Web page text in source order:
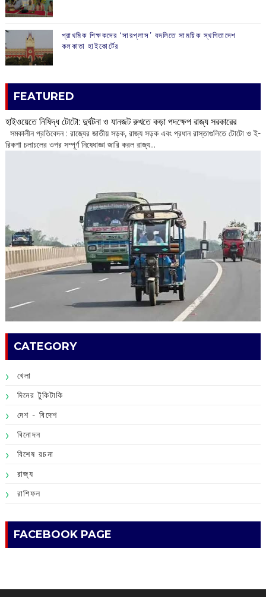
প্রাথমিক শিক্ষকদের ‘সারপ্লাস’ বদলিতে সাময়িক স্থগিতাদেশ
কলকাতা হাইকোর্টের
FEATURED
হাইওয়েতে নিষিদ্ধ টোটো: দুর্ঘটনা ও যানজট রুখতে কড়া পদক্ষেপ রাজ্য সরকারের
সমকালীন প্রতিবেদন : রাজ্যের জাতীয় সড়ক, রাজ্য সড়ক এবং প্রধান রাস্তাগুলিতে টোটো ও ই-
রিকশা চলাচলের ওপর সম্পূর্ণ নিষেধাজ্ঞা জারি করল রাজ্য...
CATEGORY
খেলা
দিনের টুকিটাকি
দেশ - বিদেশ
বিনোদন
বিশেষ রচনা
রাজ্য
রাশিফল
FACEBOOK PAGE